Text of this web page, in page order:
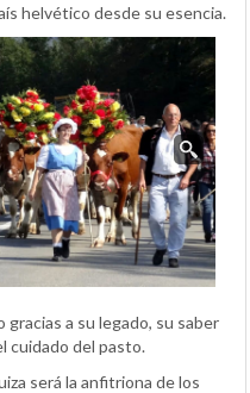
helvético desde su esencia.
a su legado, su saber
cuidado del pasto.
será la anfitriona de los